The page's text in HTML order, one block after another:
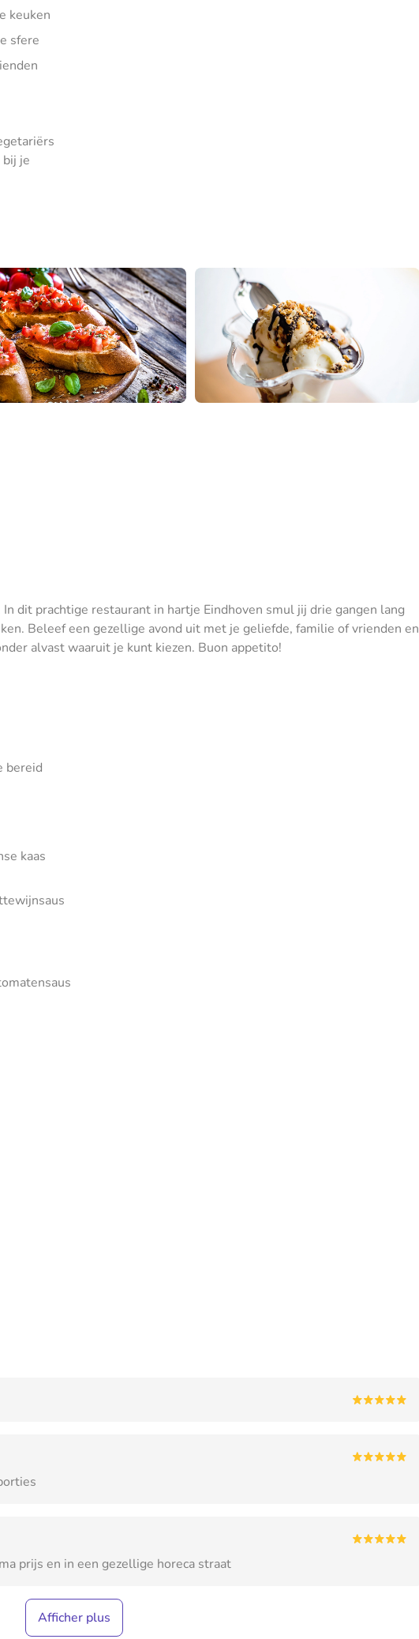
keuken
sfere
je
dit prachtige restaurant in hartje Eindhoven smul jij drie gangen lang
Beleef een gezellige avond uit met je geliefde, familie of vrienden en
alvast waaruit je kunt kiezen. Buon appetito!
bereid
kaas
prijs en in een gezellige horeca straat
Afficher plus